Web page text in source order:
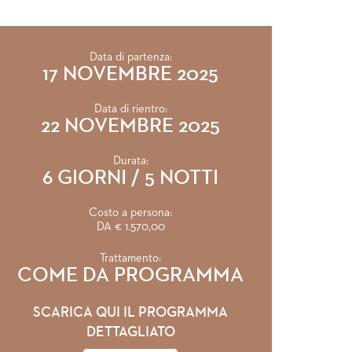
Data di partenza:
17 NOVEMBRE 2025
Data di rientro:
22 NOVEMBRE 2025
Durata:
6 GIORNI / 5 NOTTI
Costo a persona:
DA € 1.570,00
Trattamento:
COME DA PROGRAMMA
SCARICA QUI IL PROGRAMMA
DETTAGLIATO